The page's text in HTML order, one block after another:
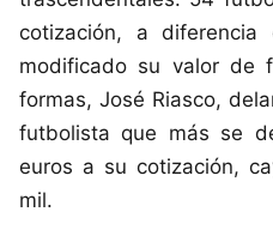
cotización, a
modificado su valor de
formas, José Riasco,
futbolista que más se
euros a su cotización,
mil.